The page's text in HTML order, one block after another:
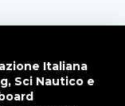
Italiana
Sci Nautico e